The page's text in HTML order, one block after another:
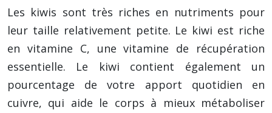
Les kiwis sont très riches en nutriments pour
leur taille relativement petite. Le kiwi est riche
en vitamine C, une vitamine de récupération
essentielle. Le kiwi contient également un
pourcentage de votre apport quotidien en
cuivre, qui aide le corps à mieux métaboliser